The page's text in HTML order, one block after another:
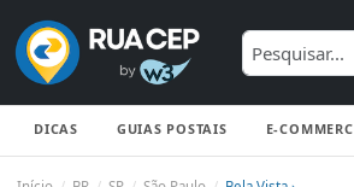
DICAS GUIAS POSTAIS E-